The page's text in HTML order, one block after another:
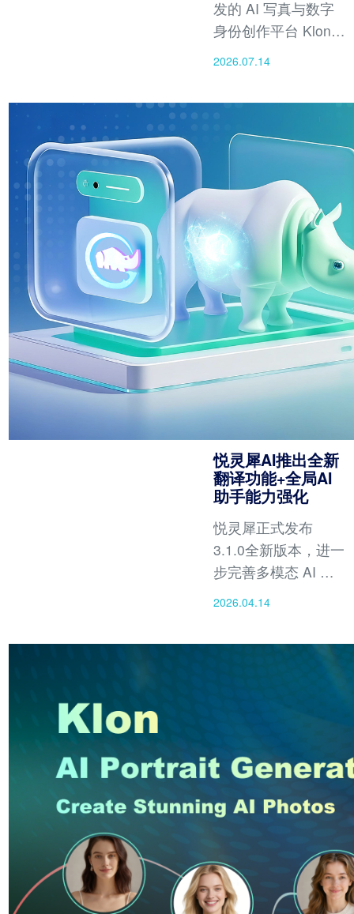
发的 AI 写真与数字
身份创作平台 Klon
AI 正式结束邀请制
Google Play下载即
可使用，Klon AI成为
全球首款将 AI 视觉
生成与个人数字形象
管理深度融合的消费
级应用。
2026.07.14
悦灵犀AI推出全新
翻译功能+全局AI
助手能力强化
悦灵犀正式发布
3.1.0全新版本，进一
步完善多模态 AI 生
态。
2026.04.14